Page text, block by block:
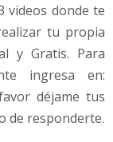
videos donde te
tu propia
y Gratis. Para
ingresa en:
déjame tus
de responderte.